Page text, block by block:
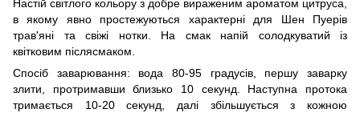
Настій світлого кольору з добре вираженим ароматом цитруса,
в якому явно простежуються характерні для Шен Пуерів
трав'яні та свіжі нотки. На смак напій солодкуватий із
квітковим післясмаком.
Спосіб заварювання: вода 80-95 градусів, першу заварку
злити, протримавши близько 10 секунд. Наступна протока
тримається 10-20 секунд, далі збільшується з кожною